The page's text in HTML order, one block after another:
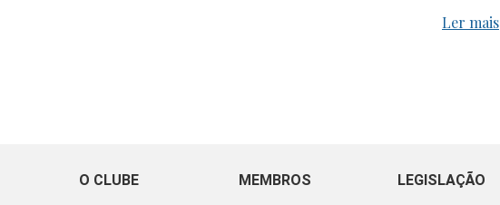
Ler mais
O CLUBE MEMBROS LEGISLAÇÃO